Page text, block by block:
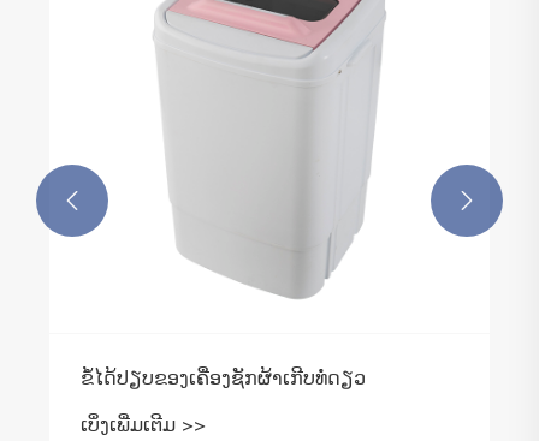
ຂໍ້ໄດ້ປຽບຂອງເຄື່ອງຊັກຜ້າເກີບທໍ່ດຽວ
ເບິ່ງເພີ່ມເຕີມ >>
 